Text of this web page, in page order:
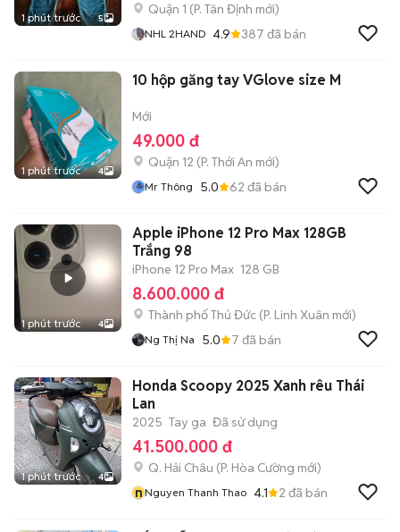
1 phút trước 5
Quận 1 (P. Tân Định mới)
NHL 2HAND 4.9 387 đã bán
1 phút trước 4
10 hộp găng tay VGlove size M
Mới
49.000 đ
Quận 12 (P. Thới An mới)
Mr Thông 5.0 62 đã bán
1 phút trước 4
Apple iPhone 12 Pro Max 128GB
Trắng 98
iPhone 12 Pro Max 128 GB
8.600.000 đ
Thành phố Thủ Đức (P. Linh Xuân mới)
Ng Thị Na 5.0 7 đã bán
1 phút trước 4
Honda Scoopy 2025 Xanh rêu Thái
Lan
2025 Tay ga Đã sử dụng
41.500.000 đ
Q. Hải Châu (P. Hòa Cường mới)
nNguyen Thanh Thao 4.1 2 đã bán